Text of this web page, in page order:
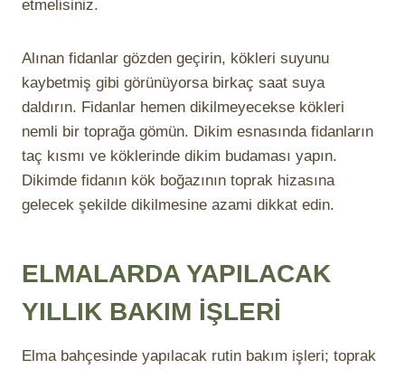
etmelisiniz.
Alınan fidanlar gözden geçirin, kökleri suyunu
kaybetmiş gibi görünüyorsa birkaç saat suya
daldırın. Fidanlar hemen dikilmeyecekse kökleri
nemli bir toprağa gömün. Dikim esnasında fidanların
taç kısmı ve köklerinde dikim budaması yapın.
Dikimde fidanın kök boğazının toprak hizasına
gelecek şekilde dikilmesine azami dikkat edin.
ELMALARDA YAPILACAK
YILLIK BAKIM İŞLERİ
Elma bahçesinde yapılacak rutin bakım işleri; toprak